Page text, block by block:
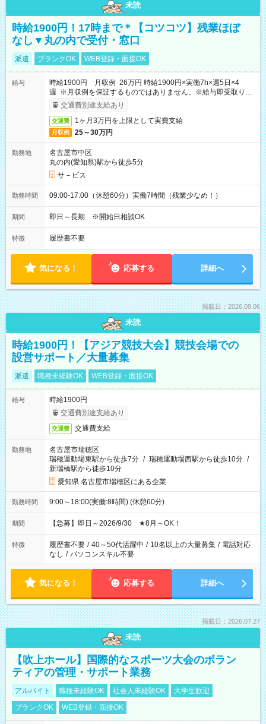
未読
時給1900円！17時まで＊【コツコツ】残業ほぼ
なし▼丸の内で受付・窓口
派遣 ブランクOK WEB登録・面接OK
給与
時給1900円 月収例 26万円 時給1900円×実働7h×週5日×4
週 ※月収例を保証するものではありません。※給与即受取りサ
ービス利用可（利用条件有）
交通費別途支給あり
交通費 1ヶ月3万円を上限として実費支給
月収例 25～30万円
勤務地
名古屋市中区
丸の内(愛知県)駅から徒歩5分
サ－ビス
勤務時間 09:00-17:00（休憩60分）実働7時間（残業少なめ！）
期間 即日～長期 ※開始日相談OK
特徴 履歴書不要
気になる！ 応募する 詳細へ
掲載日：2026.08.06
未読
時給1900円！【アジア競技大会】競技会場での
設営サポート／大量募集
派遣 職種未経験OK WEB登録・面接OK
給与
時給1900円
交通費別途支給あり
交通費 交通費支給
勤務地
名古屋市瑞穂区
瑞穂運動場東駅から徒歩7分 / 瑞穂運動場西駅から徒歩10分 /
新瑞橋駅から徒歩10分
愛知県 名古屋市瑞穂区にある企業
勤務時間 9:00～18:00(実働:8時間) (休憩60分)
期間 【急募】即日～2026/9/30 ★8月～OK！
特徴 履歴書不要 / 40～50代活躍中 / 10名以上の大量募集 / 電話対応
なし / パソコンスキル不要
気になる！ 応募する 詳細へ
掲載日：2026.07.27
未読
【吹上ホール】国際的なスポーツ大会のボラン
ティアの管理・サポート業務
アルバイト 職種未経験OK 社会人未経験OK
大学生歓迎
ブランクOK
WEB登録・面接OK